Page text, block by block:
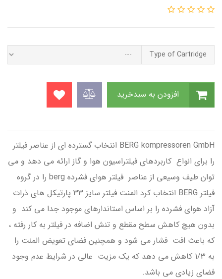
Type of Cartridge
BERG kompressoren GmbH انتخاب گسترده ای از عناصر فیلتر
را برای انواع کاربردهای فیلتراسیون هوا و گاز ارائه می دهد و می
توان طیف وسیعی از عناصر فیلتر هوای فشرده berg را در گروه
فیلتر BERG انتخاب کرد.المنت فیلتر سایز 33 پارتیکل های ذرات
آزاد هوای فشرده را بر اساس استاندارهای موجود جدا می کند و
بدون هیچ کاهش سطح مقطع و تنش اضافه در فیلتر به کار رفته ،
که باعث افت فشار می شود و همچنین فضای تعویض المنت را
به 1/3 کاهش می دهد که یک مزیت عالی در شرایط عدم وجود
فضای زیادی می باشد.